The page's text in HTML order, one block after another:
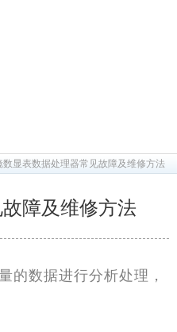
显表数据处理器常见故障及维修方法
障及维修方法
的数据进行分析处理，